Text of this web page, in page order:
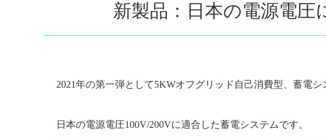
新製品：日本の電源電圧
2021年の第一弾として5KWオフグリッド自己消費型、蓄電シ
日本の電源電圧100V/200Vに適合した蓄電システムです。